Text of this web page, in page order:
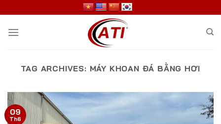
to
content
TAG ARCHIVES: MÁY KHOAN ĐÁ BẰNG HƠI
09
Th6